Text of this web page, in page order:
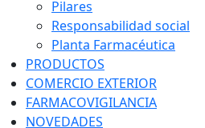
Pilares
Responsabilidad social
Planta Farmacéutica
PRODUCTOS
COMERCIO EXTERIOR
FARMACOVIGILANCIA
NOVEDADES